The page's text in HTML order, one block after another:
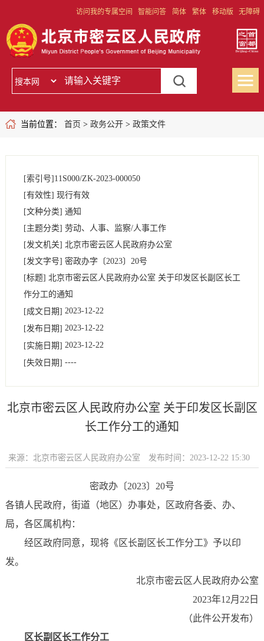
访问我的专属空间 智能问答 简体 繁体 移动版 无障碍
当前位置： 首页 > 政务公开> 政策文件
[索引号] 11S000/ZK-2023-000050
[有效性] 现行有效
[文种分类] 通知
[主题分类] 劳动、人事、监察/人事工作
[发文机关] 北京市密云区人民政府办公室
[发文字号] 密政办字 〔2023〕 20号
[标题] 北京市密云区人民政府办公室 关于印发区长副区长工
作分工的通知
[成文日期] 2023-12-22
[发布日期] 2023-12-22
[实施日期] 2023-12-22
[失效日期] ----
北京市密云区人民政府办公室 关于印发区长副区
长工作分工的通知
来源：北京市密云区人民政府办公室 发布时间：2023-12-22 15:30
密政办〔2023〕20号
各镇人民政府，街道（地区）办事处，区政府各委、办、
局，各区属机构：
经区政府同意，现将《区长副区长工作分工》予以印
发。
北京市密云区人民政府办公室
2023年12月22日
（此件公开发布）
区长副区长工作分工